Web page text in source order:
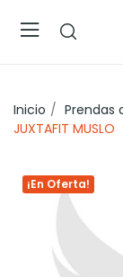
Inicio Prendas
JUXTAFIT MUSLO
¡En Oferta!